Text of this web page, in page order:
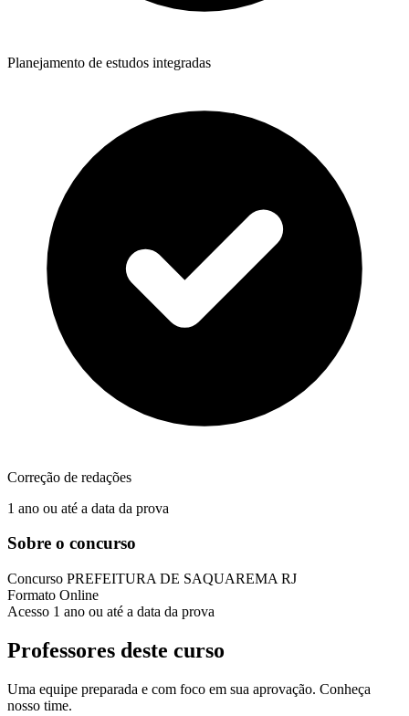
Planejamento de estudos integradas
Correção de redações
1 ano ou até a data da prova
Sobre o concurso
Concurso PREFEITURA DE SAQUAREMA RJ
Formato Online
Acesso 1 ano ou até a data da prova
Professores deste curso
Uma equipe preparada e com foco em sua aprovação. Conheça
nosso time.